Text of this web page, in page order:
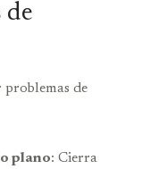
de
de
plano: Cierra